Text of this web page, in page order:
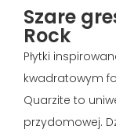
Szare
Rock
Płytki
kwadratowym
Quarzite to
przydomowej.